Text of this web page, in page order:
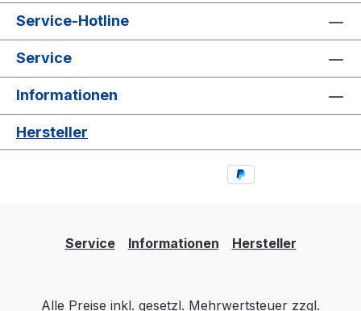
Service-Hotline
Service
Informationen
Hersteller
Service Informationen Hersteller
Alle Preise inkl. gesetzl. Mehrwertsteuer zzgl.